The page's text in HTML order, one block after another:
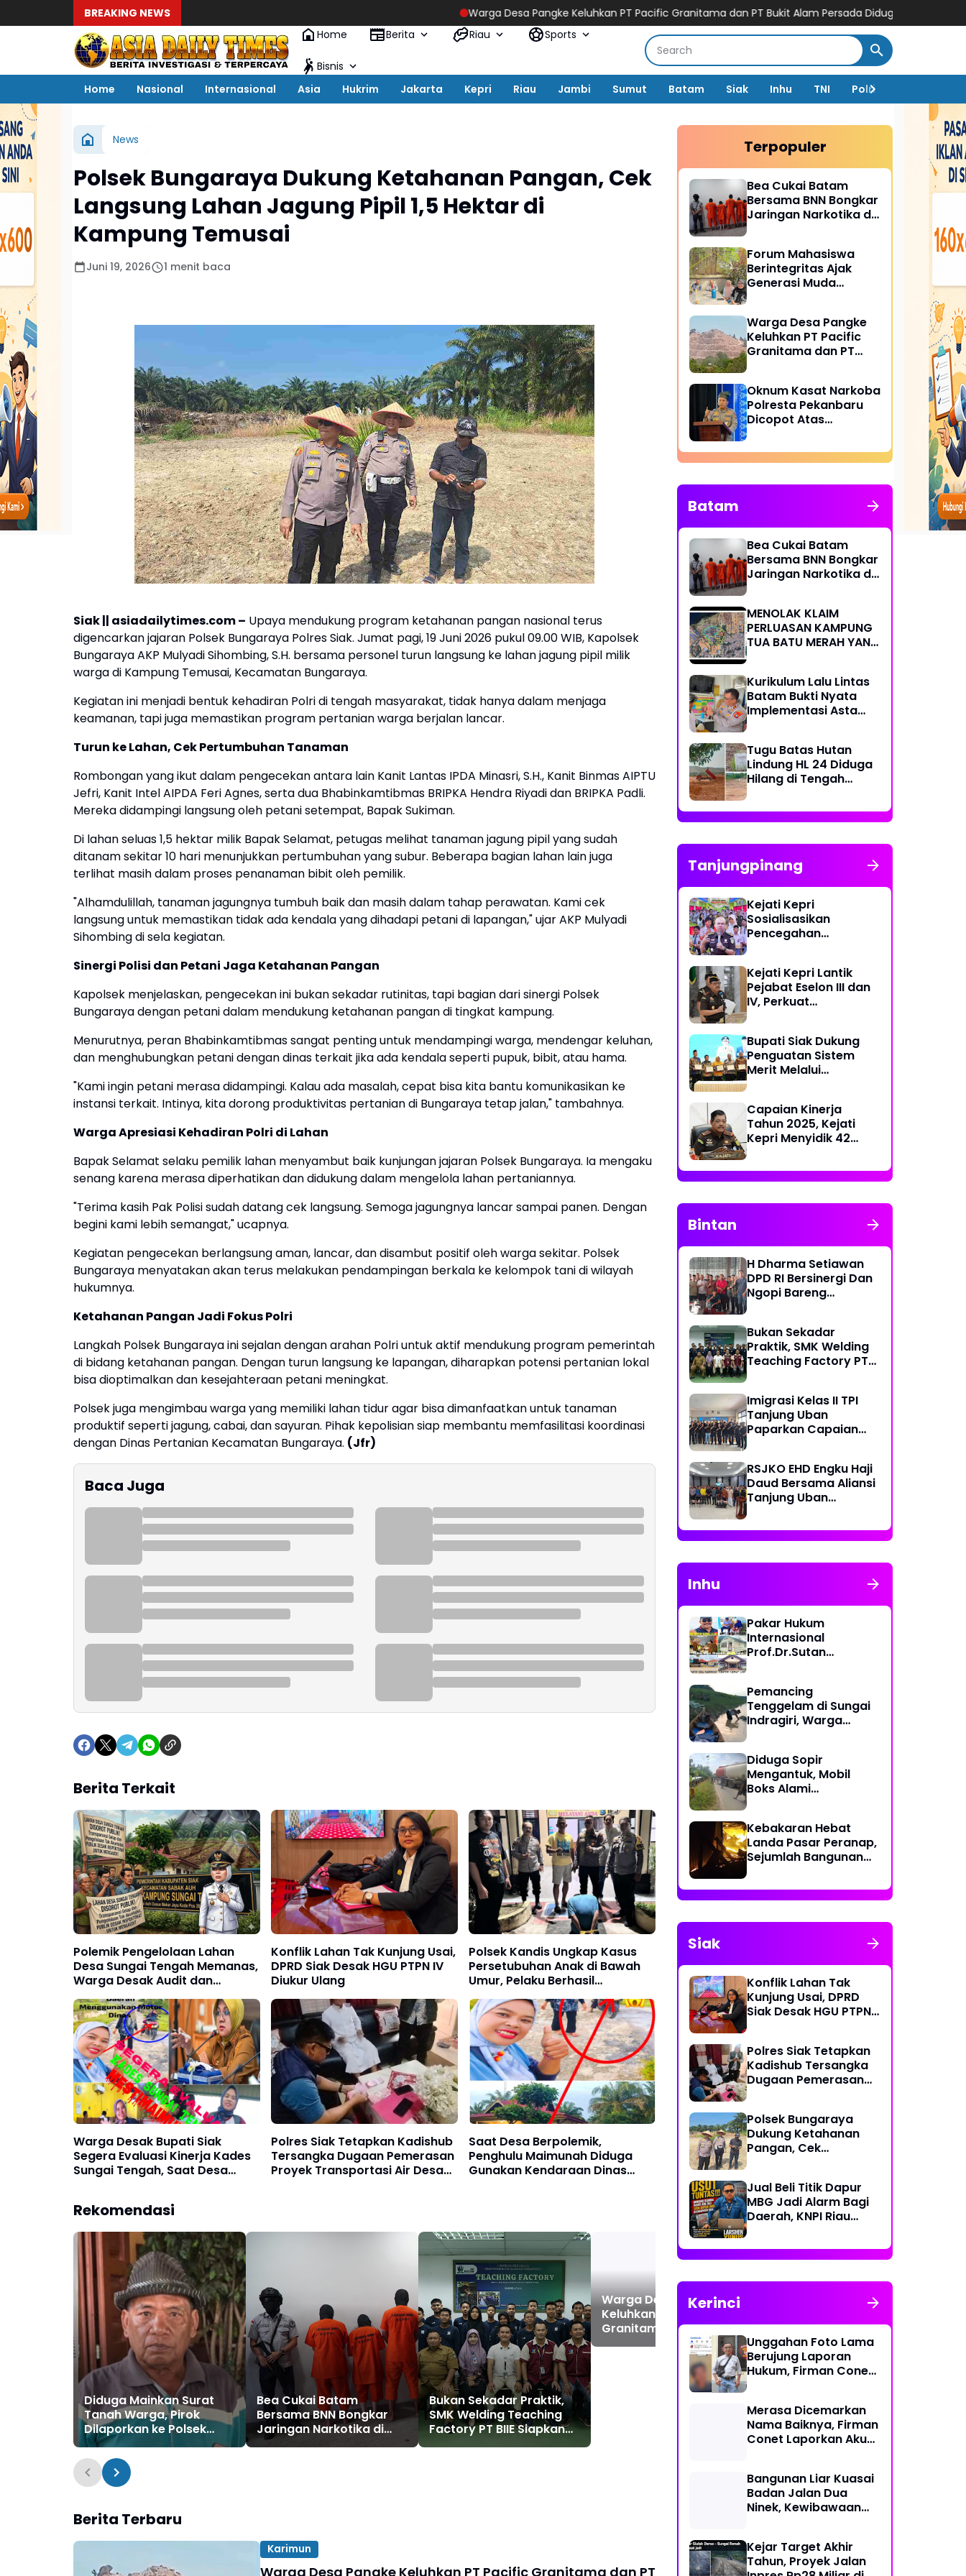
BREAKING NEWS
Warga Desa Pangke Keluhkan PT Pacific Granitama dan PT Bukit Alam Persada Diduga Cemari Lingkungan Dari
Home
Berita Riau Sports
Bisnis
Home
Nasional Internasional Asia Hukrim Jakarta Kepri Riau Jambi Sumut Batam Siak Inhu TNI Polri
News
Polsek Bungaraya Dukung Ketahanan Pangan, Cek
Langsung Lahan Jagung Pipil 1,5 Hektar di
Kampung Temusai
Juni 19, 2026 1 menit baca
Siak || asiadailytimes.com – Upaya mendukung program ketahanan pangan nasional terus
digencarkan jajaran Polsek Bungaraya Polres Siak. Jumat pagi, 19 Juni 2026 pukul 09.00 WIB, Kapolsek
Bungaraya AKP Mulyadi Sihombing, S.H. bersama personel turun langsung ke lahan jagung pipil milik
warga di Kampung Temusai, Kecamatan Bungaraya.
Kegiatan ini menjadi bentuk kehadiran Polri di tengah masyarakat, tidak hanya dalam menjaga
keamanan, tapi juga memastikan program pertanian warga berjalan lancar.
Turun ke Lahan, Cek Pertumbuhan Tanaman
Rombongan yang ikut dalam pengecekan antara lain Kanit Lantas IPDA Minasri, S.H., Kanit Binmas AIPTU
Jefri, Kanit Intel AIPDA Feri Agnes, serta dua Bhabinkamtibmas BRIPKA Hendra Riyadi dan BRIPKA Padli.
Mereka didampingi langsung oleh petani setempat, Bapak Sukiman.
Di lahan seluas 1,5 hektar milik Bapak Selamat, petugas melihat tanaman jagung pipil yang sudah
ditanam sekitar 10 hari menunjukkan pertumbuhan yang subur. Beberapa bagian lahan lain juga
terlihat masih dalam proses penanaman bibit oleh pemilik.
"Alhamdulillah, tanaman jagungnya tumbuh baik dan masih dalam tahap perawatan. Kami cek
langsung untuk memastikan tidak ada kendala yang dihadapi petani di lapangan," ujar AKP Mulyadi
Sihombing di sela kegiatan.
Sinergi Polisi dan Petani Jaga Ketahanan Pangan
Kapolsek menjelaskan, pengecekan ini bukan sekadar rutinitas, tapi bagian dari sinergi Polsek
Bungaraya dengan petani dalam mendukung ketahanan pangan di tingkat kampung.
Menurutnya, peran Bhabinkamtibmas sangat penting untuk mendampingi warga, mendengar keluhan,
dan menghubungkan petani dengan dinas terkait jika ada kendala seperti pupuk, bibit, atau hama.
"Kami ingin petani merasa didampingi. Kalau ada masalah, cepat bisa kita bantu komunikasikan ke
instansi terkait. Intinya, kita dorong produktivitas pertanian di Bungaraya tetap jalan," tambahnya.
Warga Apresiasi Kehadiran Polri di Lahan
Bapak Selamat selaku pemilik lahan menyambut baik kunjungan jajaran Polsek Bungaraya. Ia mengaku
senang karena merasa diperhatikan dan didukung dalam mengelola lahan pertaniannya.
"Terima kasih Pak Polisi sudah datang cek langsung. Semoga jagungnya lancar sampai panen. Dengan
begini kami lebih semangat," ucapnya.
Kegiatan pengecekan berlangsung aman, lancar, dan disambut positif oleh warga sekitar. Polsek
Bungaraya menyatakan akan terus melakukan pendampingan berkala ke kelompok tani di wilayah
hukumnya.
Ketahanan Pangan Jadi Fokus Polri
Langkah Polsek Bungaraya ini sejalan dengan arahan Polri untuk aktif mendukung program pemerintah
di bidang ketahanan pangan. Dengan turun langsung ke lapangan, diharapkan potensi pertanian lokal
bisa dioptimalkan dan kesejahteraan petani meningkat.
Polsek juga mengimbau warga yang memiliki lahan tidur agar bisa dimanfaatkan untuk tanaman
produktif seperti jagung, cabai, dan sayuran. Pihak kepolisian siap membantu memfasilitasi koordinasi
dengan Dinas Pertanian Kecamatan Bungaraya. (Jfr)
Baca Juga
Berita Terkait
Polemik Pengelolaan Lahan
Desa Sungai Tengah Memanas,
Warga Desak Audit dan
Penegakan Hukum
Konflik Lahan Tak Kunjung Usai,
DPRD Siak Desak HGU PTPN IV
Diukur Ulang
Polsek Kandis Ungkap Kasus
Persetubuhan Anak di Bawah
Umur, Pelaku Berhasil
Diamankan
Warga Desak Bupati Siak
Segera Evaluasi Kinerja Kades
Sungai Tengah, Saat Desa
Dinas, Dimana Integritas dan
Tanggung Jawabnya
Polres Siak Tetapkan Kadishub
Tersangka Dugaan Pemerasan
Proyek Transportasi Air Desa
Saat Desa Berpolemik,
Penghulu Maimunah Diduga
Gunakan Kendaraan Dinas
Rekomendasi
Diduga Mainkan Surat
Tanah Warga, Pirok
Dilaporkan ke Polsek
Binawidya dan Polresta
Pekanbaru
Bea Cukai Batam
Bersama BNN Bongkar
Jaringan Narkotika di
Batam
Bukan Sekadar Praktik,
SMK Welding Teaching
Factory PT BIIE Siapkan
Siswa Menjadi Tenaga
Warga Desa Pangke
Keluhkan PT Pacific
Granitama dan PT Bukit
Alam Persada Diduga
Cemari Lingkungan Dari
Kegiatan Operasional
Forum Mahasiswa
Berintegritas Ajak
Generasi Muda Perangi
TPPU, Gandeng Kejati
Riau, Polda Riau dan
Akademisi
Berita Terbaru
Karimun
Warga Desa Pangke Keluhkan PT Pacific Granitama dan PT
Terpopuler
Bea Cukai Batam
Bersama BNN Bongkar
Jaringan Narkotika di
Forum Mahasiswa
Berintegritas Ajak
Generasi Muda
Polda Riau dan
Akademisi
Warga Desa Pangke
Keluhkan PT Pacific
Granitama dan PT
Lingkungan Dari
Kegiatan Operasional
Perusahaan
Oknum Kasat Narkoba
Polresta Pekanbaru
Dicopot Atas
Berat
Batam
Bea Cukai Batam
Bersama BNN Bongkar
Jaringan Narkotika di
MENOLAK KLAIM
PERLUASAN KAMPUNG
TUA BATU MERAH YANG
HAK SAH PT SOSOR
TALA JAYA
Kurikulum Lalu Lintas
Batam Bukti Nyata
Implementasi Asta
Signifikan
‎Tugu Batas Hutan
Lindung HL 24 Diduga
Hilang di Tengah
Mangrove Sei
Pelunggut, Aparat
Hukum Berlaku
Tanjungpinang
Kejati Kepri
Sosialisasikan
Pencegahan
Program Jaksa Masuk
Sekolah
Kejati Kepri Lantik
Pejabat Eselon III dan
IV, Perkuat
Negara
Bupati Siak Dukung
Penguatan Sistem
Merit Melalui
Capaian Kinerja
Tahun 2025, Kejati
Kepri Menyidik 42
Tangani 1.482 Perkara
Pidum
Bintan
H Dharma Setiawan
DPD RI Bersinergi Dan
Ngopi Bareng
Bukan Sekadar
Praktik, SMK Welding
Teaching Factory PT
Terampil
Imigrasi Kelas II TPI
Tanjung Uban
Paparkan Capaian
Pelayanan dan
Pengawasan
Meningkat
RSJKO EHD Engku Haji
Daud Bersama Aliansi
Tanjung Uban
Laksanakan Khitanan
Masal Gratis
Inhu
Pakar Hukum
Internasional
Prof.Dr.Sutan
Pemerintah Desa
Pasirringgit, Terkait
Bantuan Sosial Nenek
Pemancing
Tenggelam di Sungai
Indragiri, Warga
Diduga Sopir
Mengantuk, Mobil
Boks Alami
Kebakaran Hebat
Landa Pasar Peranap,
Sejumlah Bangunan
Siak
Konflik Lahan Tak
Kunjung Usai, DPRD
Siak Desak HGU PTPN
Polres Siak Tetapkan
Kadishub Tersangka
Dugaan Pemerasan
Polsek Bungaraya
Dukung Ketahanan
Pangan, Cek
di Kampung Temusai
Jual Beli Titik Dapur
MBG Jadi Alarm Bagi
Daerah, KNPI Riau
Menyeluruh
Pelaksanaan Program
Kerinci
Unggahan Foto Lama
Berujung Laporan
Hukum, Firman Conet
Merasa Dicemarkan
Nama Baiknya, Firman
Conet Laporkan Akun
Bangunan Liar Kuasai
Badan Jalan Dua
Ninek, Kewibawaan
Kejar Target Akhir
Tahun, Proyek Jalan